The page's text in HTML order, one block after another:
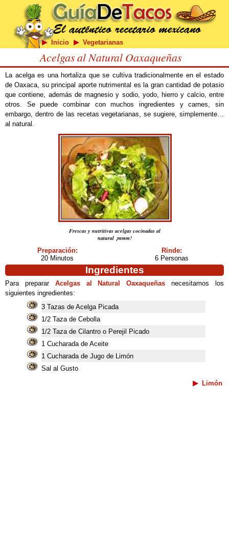
Inicio Vegetarianas
Acelgas al Natural Oaxaqueñas
La acelga es una hortaliza que se cultiva tradicionalmente en el estado
de Oaxaca, su principal aporte nutrimental es la gran cantidad de potasio
que contiene, además de magnesio y sodio, yodo, hierro y calcio, entre
otros. Se puede combinar con muchos ingredientes y carnes, sin
embargo, dentro de las recetas vegetarianas, se sugiere, simplemente…
al natural.
Frescas y nutritivas acelgas cocinadas al
natural ¡mmm!
Preparación:
20 Minutos
Rinde:
6 Personas
Ingredientes
Para preparar Acelgas al Natural Oaxaqueñas necesitamos los
siguientes ingredientes:
3 Tazas de Acelga Picada
1/2 Taza de Cebolla
1/2 Taza de Cilantro o Perejil Picado
1 Cucharada de Aceite
1 Cucharada de Jugo de Limón
Sal al Gusto
Limón